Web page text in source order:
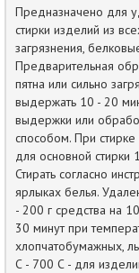
Предназначено для
стирки изделий из
загрязнения,
Предварительная
пятна или сильно
выдержать 10 - 20
выдержки или
способом. При
для основной стирки
Стирать согласно
ярлыках белья.
- 200 г средства на
30 минут при
хлопчатобумажных,
С - 700 С - для